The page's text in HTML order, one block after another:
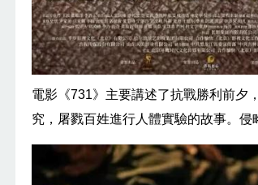
電影《731》主要講述了抗戰勝利前夕
究，屠戮百姓進行人體實驗的故事。侵